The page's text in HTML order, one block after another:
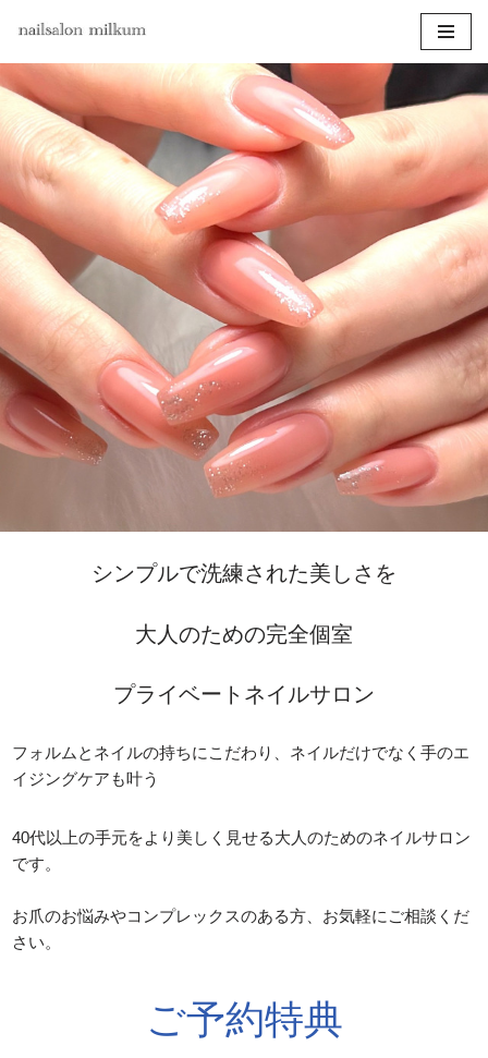
ン
ン
ツ
へ
ス
キ
ッ
プ
シンプルで洗練された美しさを
大人のための完全個室
プライベートネイルサロン
フォルムとネイルの持ちにこだわり、ネイルだけでなく手のエ
イジングケアも叶う
40代以上の手元をより美しく見せる大人のためのネイルサロン
です。
お爪のお悩みやコンプレックスのある方、お気軽にご相談くだ
さい。
ご予約特典